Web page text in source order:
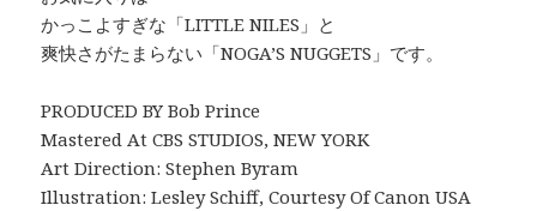
かっこよすぎな「LITTLE NILES」と
爽快さがたまらない「NOGA’S NUGGETS」です。
PRODUCED BY Bob Prince
Mastered At CBS STUDIOS, NEW YORK
Art Direction: Stephen Byram
Illustration: Lesley Schiff, Courtesy Of Canon USA